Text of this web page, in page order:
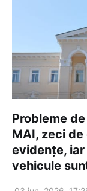
Probleme
MAI, zeci
evidențe,
vehicule